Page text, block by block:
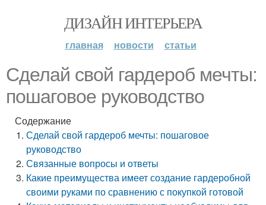
ДИЗАЙН ИНТЕРЬЕРА
главная новости статьи
Сделай свой гардероб мечты:
пошаговое руководство
Содержание
Сделай свой гардероб мечты: пошаговое
руководство
Связанные вопросы и ответы
Какие преимущества имеет создание гардеробной
своими руками по сравнению с покупкой готовой